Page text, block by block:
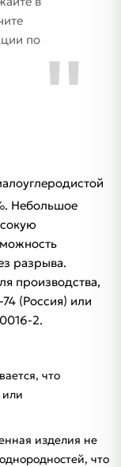
по
Небольшое
разрыва.
производства,
(Россия) или
2.
что
изделия не
что